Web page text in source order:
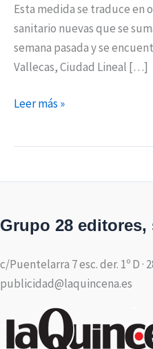
Esta medida se traduce en
sanitario nuevas que se
semana pasada y se
Vallecas, Ciudad Lineal […]
Leer más »
Grupo 28 editores,
c/Puentelarra 7 esc. der. 1º D ·
publicidad@laquincena.es